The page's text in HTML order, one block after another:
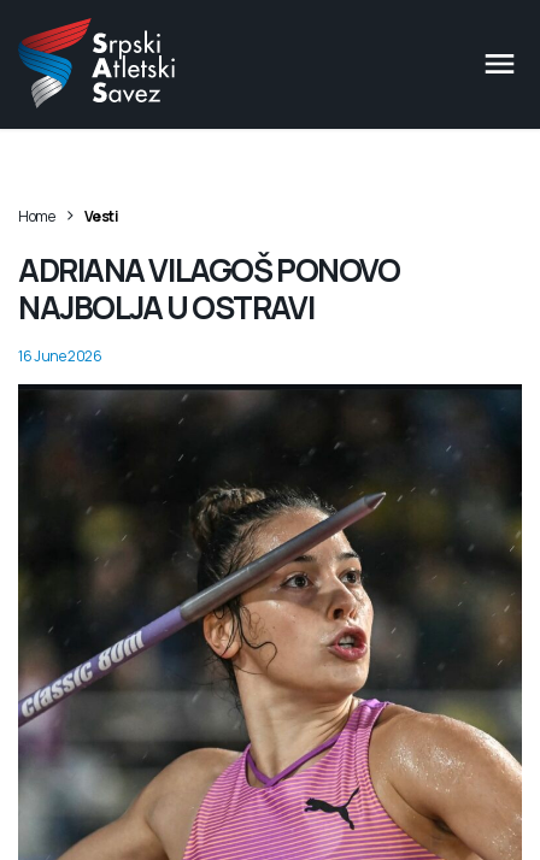
Home > Vesti
ADRIANA VILAGOŠ PONOVO
NAJBOLJA U OSTRAVI
16 June 2026